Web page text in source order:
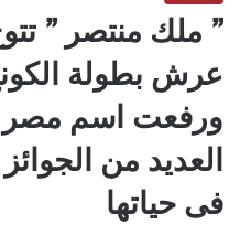
” ملك منتصر ”
عرش بطولة
ورفعت اسم
العديد من
فى حياتها